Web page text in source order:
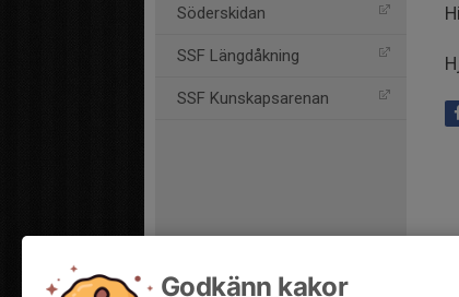
Söderskidan
SSF Längdåkning
SSF Kunskapsarenan
Godkänn kakor